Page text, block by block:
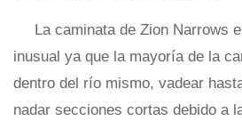
La caminata de Zion Narrows
inusual ya que la mayoría de la
dentro del río mismo, vadear
nadar secciones cortas debido a